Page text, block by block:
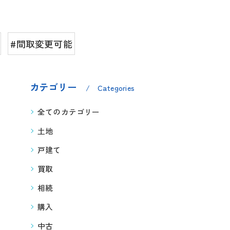
#間取変更可能
カテゴリー Categories
全てのカテゴリー
土地
戸建て
買取
相続
購入
中古